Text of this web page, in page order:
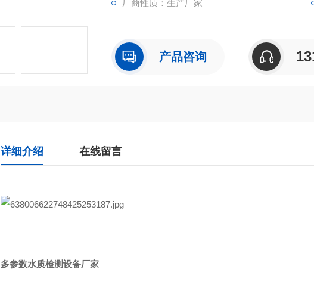
厂商性质：生产厂家
产品咨询
详细介绍 在线留言
多参数水质检测设备厂家